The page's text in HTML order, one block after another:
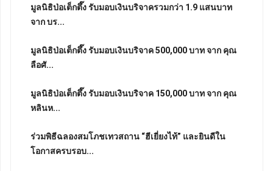
มูลนิธิป่อเต็กตึ๊ง รับมอบเงินบริจาครวมกว่า 1.9 แสนบาท
จาก บร...
มูลนิธิป่อเต็กตึ๊ง รับมอบเงินบริจาค 500,000 บาท จาก คุณ
ลือศั...
มูลนิธิป่อเต็กตึ๊ง รับมอบเงินบริจาค 150,000 บาท จาก คุณ
หลินห...
ร่วมพิธีฉลองสมโภชเทวสถาน “ฮีเยี่ยงไท้” และยินดีใน
โอกาสครบรอบ...